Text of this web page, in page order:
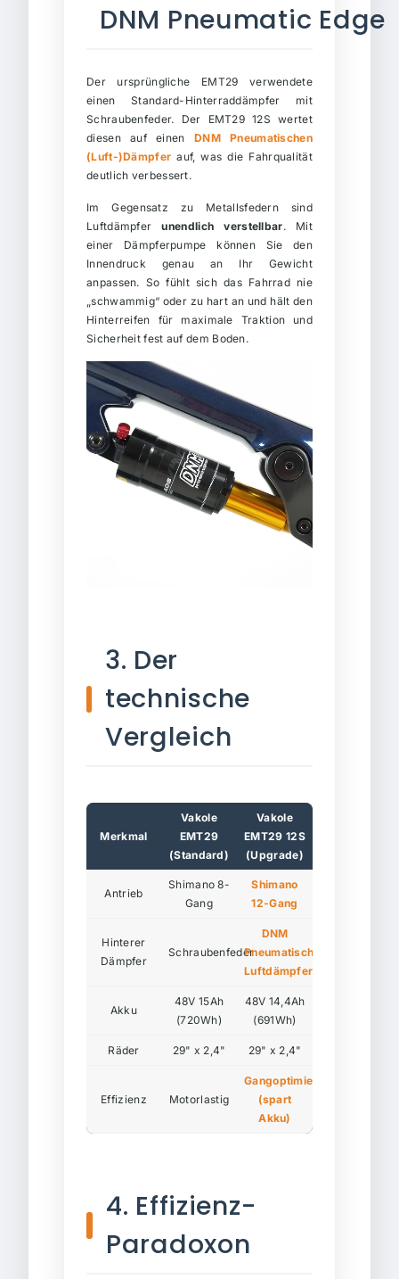
DNM Pneumatic Edge
Der ursprüngliche EMT29 verwendete
einen Standard-Hinterraddämpfer mit
Schraubenfeder. Der EMT29 12S wertet
diesen auf einen DNM Pneumatischen
(Luft-)Dämpfer auf, was die Fahrqualität
deutlich verbessert.
Im Gegensatz zu Metallsfedern sind
Luftdämpferunendlich verstellbar. Mit
einer Dämpferpumpe können Sie den
Innendruck genau an Ihr Gewicht
anpassen. So fühlt sich das Fahrrad nie
„schwammig“ oder zu hart an und hält den
Hinterreifen für maximale Traktion und
Sicherheit fest auf dem Boden.
3. Der
technische
Vergleich
Merkmal
Vakole
EMT29
(Standard)
Vakole
EMT29 12S
(Upgrade)
Antrieb
Shimano 8-
Gang
Shimano
12-Gang
Hinterer
Dämpfer
Schraubenfeder
DNM
Pneumatischer
Luftdämpfer
Akku
48V 15Ah
(720Wh)
48V 14,4Ah
(691Wh)
Räder 29" x 2,4" 29" x 2,4"
Effizienz Motorlastig
Gangoptimiert
(spart
Akku)
4. Effizienz-
Paradoxon